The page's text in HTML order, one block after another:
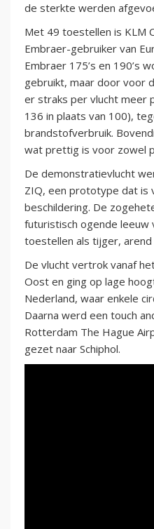
de sterkte werden
Met 49 toestellen is KLM
Embraer-gebruiker van
Embraer 175’s en 190’s
gebruikt, maar door voor
er straks per vlucht meer
136 in plaats van 100),
brandstofverbruik.
wat prettig is voor zowel
De demonstratievlucht
ZIQ, een prototype dat is
beschildering. De
futuristisch ogende leeuw
toestellen als tijger, arend
De vlucht vertrok vanaf
Oost en ging op lage
Nederland, waar enkele
Daarna werd een touch
Rotterdam The Hague
gezet naar Schiphol.